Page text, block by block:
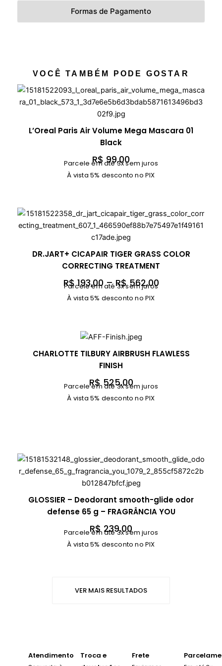
Formas de Pagamento
VOCÊ TAMBÉM PODE GOSTAR
L’Oreal Paris Air Volume Mega Mascara 01
Black
R$99,00
Parcele em até 3x sem juros
À vista 5% desconto no PIX
DR.JART+ CICAPAIR TIGER GRASS COLOR
CORRECTING TREATMENT
R$193,00 – R$562,00F
e
1
3
,
Parcele em até 3x sem juros
À vista 5% desconto no PIX
CHARLOTTE TILBURY AIRBRUSH FLAWLESS
FINISH
R$525,00
Parcele em até 3x sem juros
À vista 5% desconto no PIX
GLOSSIER – Deodorant smooth-glide odor
defense 65 g – FRAGRÂNCIA YOU
R$239,00
Parcele em até 3x sem juros
À vista 5% desconto no PIX
VER MAIS RESULTADOS
Atendimento
Troca e
Frete